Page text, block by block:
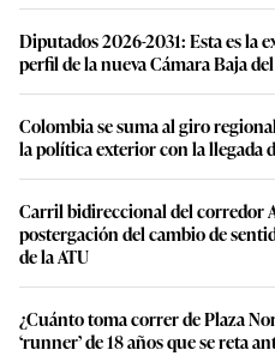
Diputados 2026-2031: Esta es la
perfil de la nueva Cámara Baja
Colombia se suma al giro
la política exterior con la llegada
Carril bidireccional del corredor
postergación del cambio de
de la ATU
¿Cuánto toma correr de Plaza
‘runner’ de 18 años que se reta